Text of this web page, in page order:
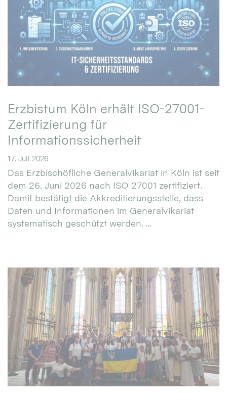
Erzbistum Köln erhält ISO-27001-
Zertifizierung für
Informationssicherheit
17. Juli 2026
Das Erzbischöfliche Generalvikariat in Köln ist seit
dem 26. Juni 2026 nach ISO 27001 zertifiziert.
Damit bestätigt die Akkreditierungsstelle, dass
Daten und Informationen im Generalvikariat
systematisch geschützt werden. ...